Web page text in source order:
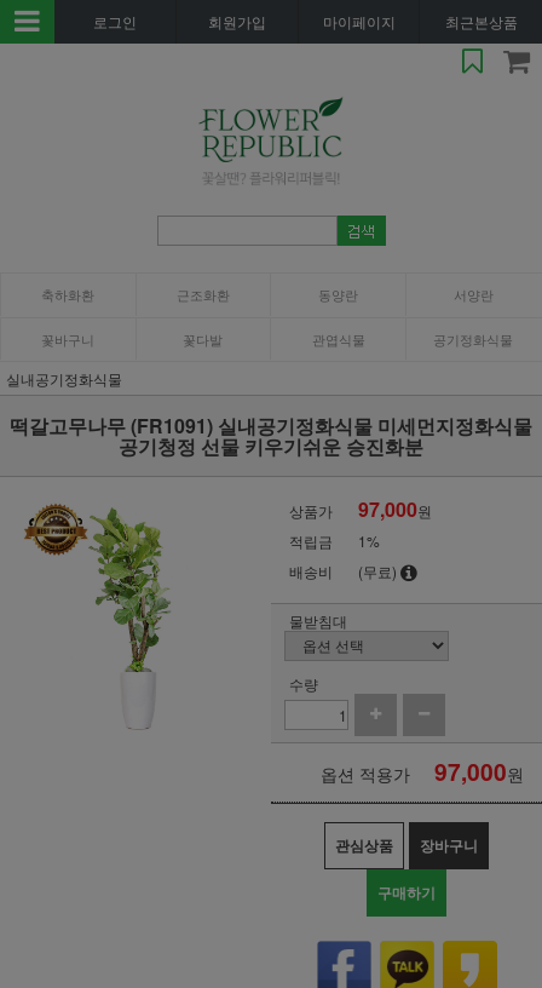
로그인 회원가입 마이페이지 최근본상품
축하화환 근조화환 동양란 서양란
꽃바구니 꽃다발 관엽식물 공기정화식물
실내공기정화식물
떡갈고무나무 (FR1091) 실내공기정화식물 미세먼지정화식물
공기청정 선물 키우기쉬운 승진화분
상품가 97,000원
적립금
1%
배송비
(무료)
물받침대
수량
옵션 적용가 97,000원
관심상품 장바구니
구매하기